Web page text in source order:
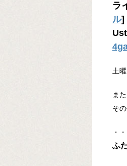
ラ
ル]
土
ま
そ
・
ふ